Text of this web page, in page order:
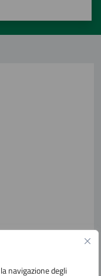
navigazione degli